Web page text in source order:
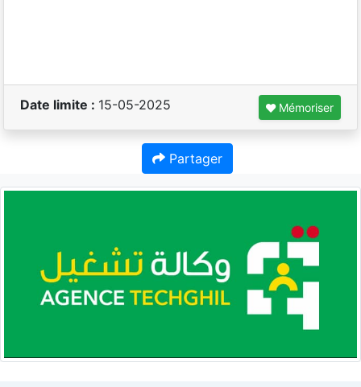
Date limite : 15-05-2025 Mémoriser
Partager